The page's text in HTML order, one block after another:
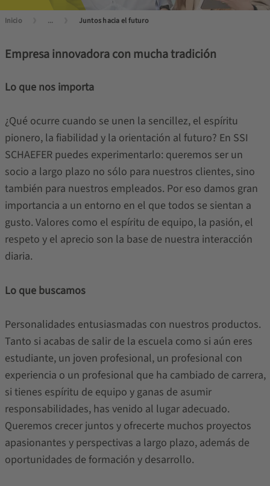
Inicio ... Juntos hacia el futuro
Empresa innovadora con mucha tradición
Lo que nos importa
¿Qué ocurre cuando se unen la sencillez, el espíritu
pionero, la fiabilidad y la orientación al futuro? En SSI
SCHAEFER puedes experimentarlo: queremos ser un
socio a largo plazo no sólo para nuestros clientes, sino
también para nuestros empleados. Por eso damos gran
importancia a un entorno en el que todos se sientan a
gusto. Valores como el espíritu de equipo, la pasión, el
respeto y el aprecio son la base de nuestra interacción
diaria.
Lo que buscamos
Personalidades entusiasmadas con nuestros productos.
Tanto si acabas de salir de la escuela como si aún eres
estudiante, un joven profesional, un profesional con
experiencia o un profesional que ha cambiado de carrera,
si tienes espíritu de equipo y ganas de asumir
responsabilidades, has venido al lugar adecuado.
Queremos crecer juntos y ofrecerte muchos proyectos
apasionantes y perspectivas a largo plazo, además de
oportunidades de formación y desarrollo.